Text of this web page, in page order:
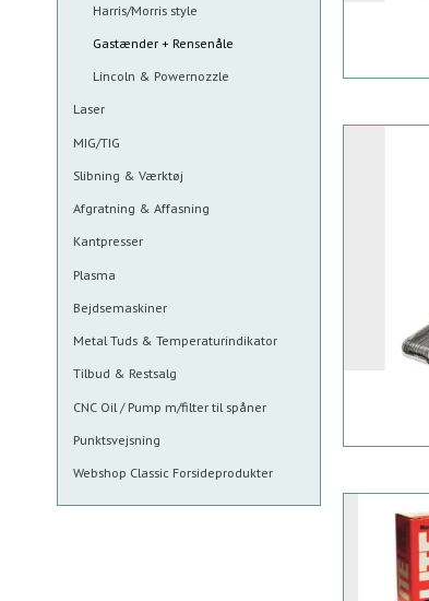
Harris/Morris style
Gastænder + Rensenåle
Lincoln & Powernozzle
Laser
MIG/TIG
Slibning & Værktøj
Afgratning & Affasning
Kantpresser
Plasma
Bejdsemaskiner
Metal Tuds & Temperaturindikator
Tilbud & Restsalg
CNC Oil / Pump m/filter til spåner
Punktsvejsning
Webshop Classic Forsideprodukter